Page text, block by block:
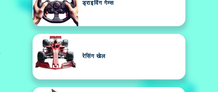
ड्राइविंग गेम्स
रेसिंग खेल